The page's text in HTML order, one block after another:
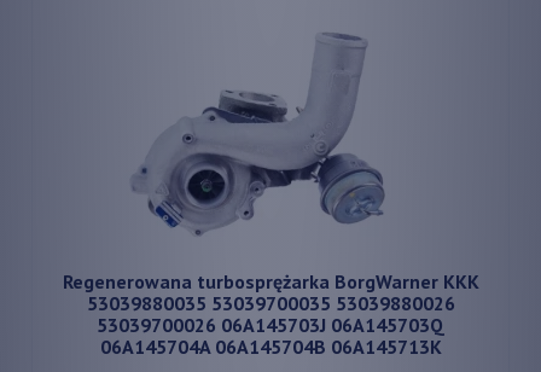
Regenerowana turbosprężarka BorgWarner KKK
53039880035 53039700035 53039880026
53039700026 06A145703J 06A145703Q
06A145704A 06A145704B 06A145713K